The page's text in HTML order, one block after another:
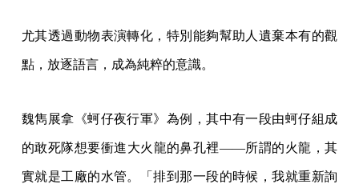
尤其透過動物表演轉化，特別能夠幫助人遺棄本有的觀
點，放逐語言，成為純粹的意識。
魏雋展拿《蚵仔夜行軍》為例，其中有一段由蚵仔組成
的敢死隊想要衝進大火龍的鼻孔裡——所謂的火龍，其
實就是工廠的水管。「排到那一段的時候，我就重新詢